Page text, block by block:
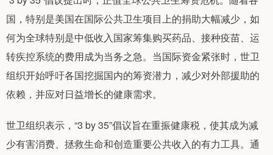
国，特别是美国在国际公共卫生项目上的捐助大幅减少，如
何为全球特别是中低收入国家筹集购买药品、接种疫苗、运
转疾控系统的费用成为当务之急。当国际资金紧张时，世卫
组织开始呼吁各国挖掘国内的筹资潜力，减少对外部援助的
依赖，并应对日益增长的健康需求。
世卫组织表示，“3 by 35”倡议旨在重振健康税，使其成为减
少有害消费、拯救生命和创造重要公共收入的有力工具。通